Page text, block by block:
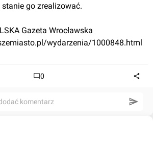
go zrealizować.
Gazeta Wrocławska
wydarzenia/1000848.html
0
komentarz